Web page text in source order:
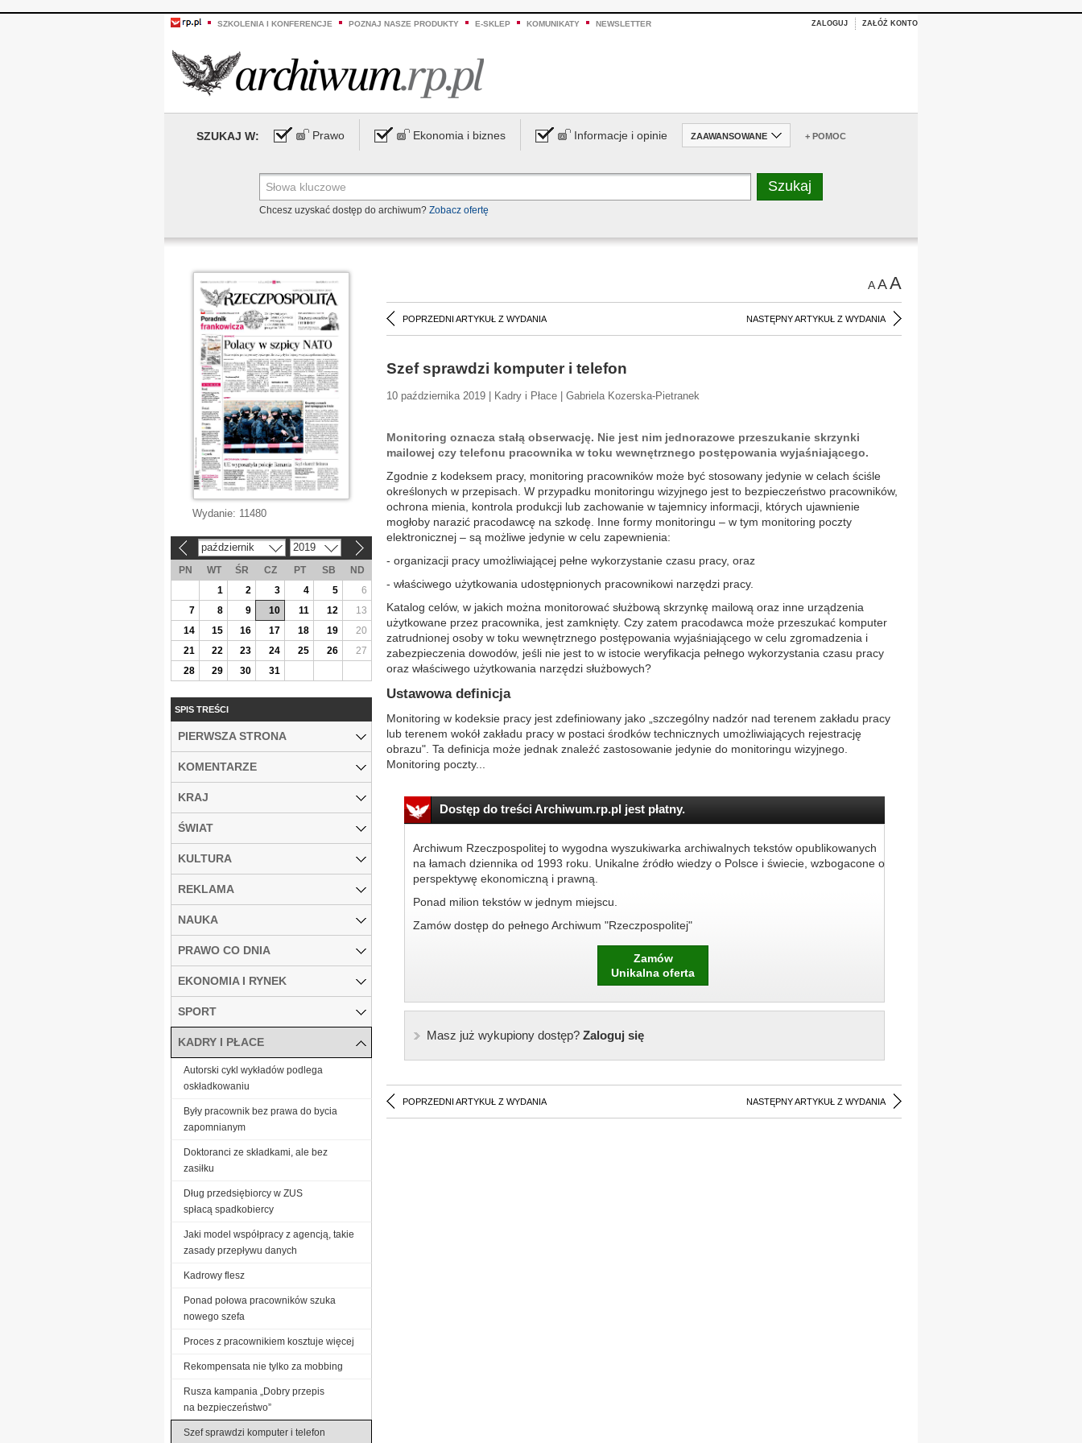
SZKOLENIA I KONFERENCJE POZNAJ NASZE PRODUKTY E-SKLEP KOMUNIKATY NEWSLETTER ZALOGUJ ZAŁÓŻ KONTO
SZUKAJ W: Prawo Ekonomia i biznes Informacje i opinie ZAAWANSOWANE + POMOC
Chcesz uzyskać dostęp do archiwum? Zobacz ofertę
AAA
POPRZEDNI ARTYKUŁ Z WYDANIA NASTĘPNY ARTYKUŁ Z WYDANIA
Szef sprawdzi komputer i telefon
10 października 2019 | Kadry i Płace | Gabriela Kozerska-Pietranek
Monitoring oznacza stałą obserwację. Nie jest nim jednorazowe przeszukanie skrzynki
mailowej czy telefonu pracownika w toku wewnętrznego postępowania wyjaśniającego.
Zgodnie z kodeksem pracy, monitoring pracowników może być stosowany jedynie w celach ściśle
określonych w przepisach. W przypadku monitoringu wizyjnego jest to bezpieczeństwo pracowników,
ochrona mienia, kontrola produkcji lub zachowanie w tajemnicy informacji, których ujawnienie
mogłoby narazić pracodawcę na szkodę. Inne formy monitoringu – w tym monitoring poczty
elektronicznej – są możliwe jedynie w celu zapewnienia:
- organizacji pracy umożliwiającej pełne wykorzystanie czasu pracy, oraz
- właściwego użytkowania udostępnionych pracownikowi narzędzi pracy.
Katalog celów, w jakich można monitorować służbową skrzynkę mailową oraz inne urządzenia
użytkowane przez pracownika, jest zamknięty. Czy zatem pracodawca może przeszukać komputer
zatrudnionej osoby w toku wewnętrznego postępowania wyjaśniającego w celu zgromadzenia i
zabezpieczenia dowodów, jeśli nie jest to w istocie weryfikacja pełnego wykorzystania czasu pracy
oraz właściwego użytkowania narzędzi służbowych?
Ustawowa definicja
Monitoring w kodeksie pracy jest zdefiniowany jako „szczególny nadzór nad terenem zakładu pracy
lub terenem wokół zakładu pracy w postaci środków technicznych umożliwiających rejestrację
obrazu". Ta definicja może jednak znaleźć zastosowanie jedynie do monitoringu wizyjnego.
Monitoring poczty...
Dostęp do treści Archiwum.rp.pl jest płatny.
Archiwum Rzeczpospolitej to wygodna wyszukiwarka archiwalnych tekstów opublikowanych
na łamach dziennika od 1993 roku. Unikalne źródło wiedzy o Polsce i świecie, wzbogacone o
perspektywę ekonomiczną i prawną.
Ponad milion tekstów w jednym miejscu.
Zamów dostęp do pełnego Archiwum "Rzeczpospolitej"
Zamów
Unikalna oferta
Masz już wykupiony dostęp?Zaloguj się
POPRZEDNI ARTYKUŁ Z WYDANIA NASTĘPNY ARTYKUŁ Z WYDANIA
Wydanie: 11480
październik 2019
PN WT ŚR CZ PT SB
ND
1
2 3 4 5
6
7
8 9 10 11 12
13
14
15 16 17 18 19
20
21
22 23 24 25 26
27
28
29 30 31
SPIS TREŚCI
PIERWSZA STRONA
KOMENTARZE
KRAJ
ŚWIAT
KULTURA
REKLAMA
NAUKA
PRAWO CO DNIA
EKONOMIA I RYNEK
SPORT
KADRY I PŁACE
Autorski cykl wykładów podlega
oskładkowaniu
Były pracownik bez prawa do bycia
zapomnianym
Doktoranci ze składkami, ale bez
zasiłku
Dług przedsiębiorcy w ZUS
spłacą spadkobiercy
Jaki model współpracy z agencją, takie
zasady przepływu danych
Kadrowy flesz
Ponad połowa pracowników szuka
nowego szefa
Proces z pracownikiem kosztuje więcej
Rekompensata nie tylko za mobbing
Rusza kampania „Dobry przepis
na bezpieczeństwo”
Szef sprawdzi komputer i telefon